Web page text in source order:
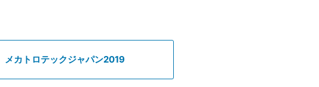
メカトロテックジャパン2019